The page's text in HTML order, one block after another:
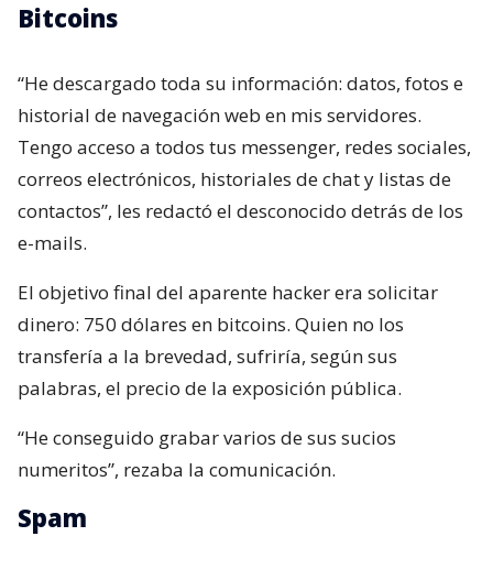
Bitcoins
“He descargado toda su información: datos, fotos e
historial de navegación web en mis servidores.
Tengo acceso a todos tus messenger, redes sociales,
correos electrónicos, historiales de chat y listas de
contactos”, les redactó el desconocido detrás de los
e-mails.
El objetivo final del aparente hacker era solicitar
dinero: 750 dólares en bitcoins. Quien no los
transfería a la brevedad, sufriría, según sus
palabras, el precio de la exposición pública.
“He conseguido grabar varios de sus sucios
numeritos”, rezaba la comunicación.
Spam